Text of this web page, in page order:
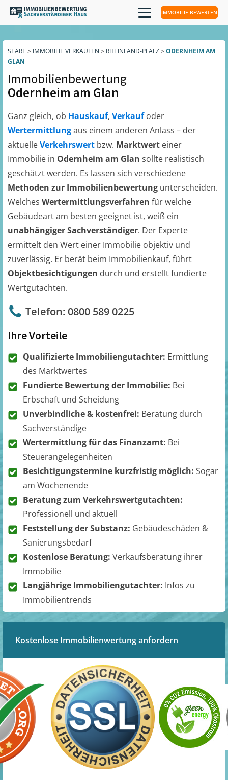
IMMOBILIE BEWERTEN
START> IMMOBILIE VERKAUFEN > RHEINLAND-PFALZ> ODERNHEIM AM
GLAN
Immobilienbewertung
Odernheim am Glan
Ganz gleich, ob Hauskauf, Verkaufoder
Wertermittlungaus einem anderen Anlass – der
aktuelleVerkehrswert bzw. Marktwert einer
Immobilie in Odernheim am Glan sollte realistisch
geschätzt werden. Es lassen sich verschiedene
Methoden zur Immobilienbewertung unterscheiden.
Welches Wertermittlungsverfahren für welche
Gebäudeart am besten geeignet ist, weiß ein
unabhängiger Sachverständiger. Der Experte
ermittelt den Wert einer Immobilie objektiv und
zuverlässig. Er berät beim Immobilienkauf, führt
Objektbesichtigungen durch und erstellt fundierte
Wertgutachten.
Telefon: 0800 589 0225
Ihre Vorteile
Qualifizierte Immobiliengutachter: Ermittlung
des Marktwertes
Fundierte Bewertung der Immobilie: Bei
Erbschaft und Scheidung
Unverbindliche & kostenfrei: Beratung durch
Sachverständige
Wertermittlung für das Finanzamt: Bei
Steuerangelegenheiten
Besichtigungstermine kurzfristig möglich: Sogar
am Wochenende
Beratung zum Verkehrswertgutachten:
Professionell und aktuell
Feststellung der Substanz: Gebäudeschäden &
Sanierungsbedarf
Kostenlose Beratung: Verkaufsberatung ihrer
Immobilie
Langjährige Immobiliengutachter: Infos zu
Immobilientrends
Kostenlose Immobilienwertung anfordern